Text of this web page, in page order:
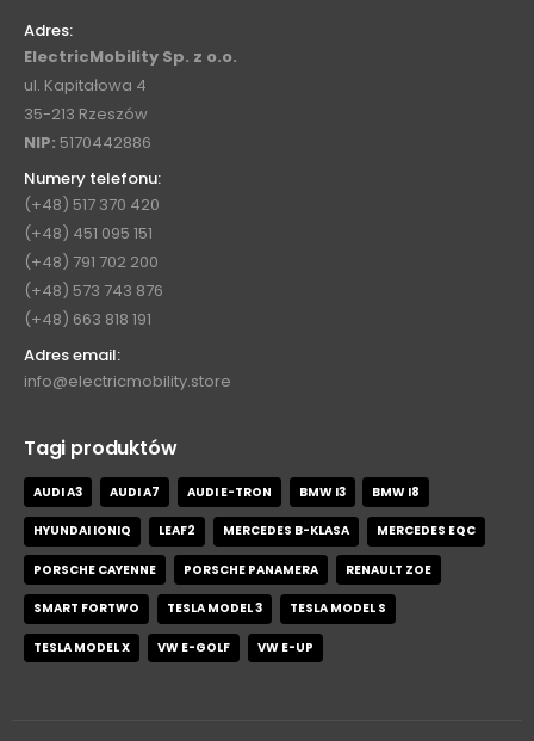
Adres:
ElectricMobility Sp. z o.o.
ul. Kapitałowa 4
35-213 Rzeszów
NIP: 5170442886
Numery telefonu:
(+48) 517 370 420
(+48) 451 095 151
(+48) 791 702 200
(+48) 573 743 876
(+48) 663 818 191
Adres email:
info@electricmobility.store
Tagi produktów
AUDI A3 AUDI A7 AUDI E-TRON BMW I3 BMW I8
HYUNDAI IONIQ LEAF2 MERCEDES B-KLASA MERCEDES EQC
PORSCHE CAYENNE PORSCHE PANAMERA RENAULT ZOE
SMART FORTWO TESLA MODEL 3 TESLA MODEL S
TESLA MODEL X VW E-GOLF VW E-UP